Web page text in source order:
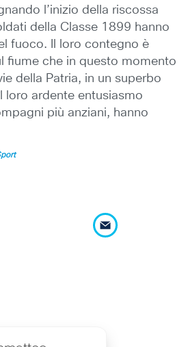
l’inizio della riscossa
della Classe 1899 hanno
fuoco. Il loro contegno è
fiume che in questo momento
della Patria, in un superbo
ardente entusiasmo
più anziani, hanno